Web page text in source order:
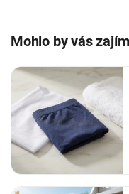
Mohlo by vás